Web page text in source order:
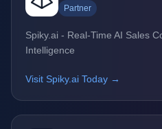
Partner
Spiky.ai - Real-Time AI Sales
Intelligence
Visit Spiky.ai Today →